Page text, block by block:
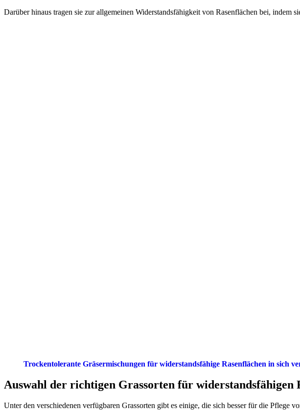
Darüber hinaus tragen sie zur allgemeinen Widerstandsfähigkeit von Rasenflächen bei, indem
Trockentolerante Gräsermischungen für widerstandsfähige Rasenflächen in sich
Auswahl der richtigen Grassorten für widerstandsfähigen
Unter den verschiedenen verfügbaren Grassorten gibt es einige, die sich besser für die Pflege